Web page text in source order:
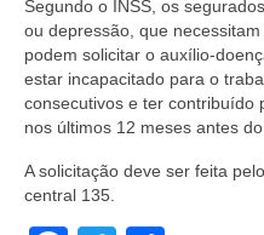
Segundo o INSS, os
ou depressão, que
podem solicitar o auxílio-
estar incapacitado para o
consecutivos e ter contribuído
nos últimos 12 meses antes
A solicitação deve ser feita
central 135.